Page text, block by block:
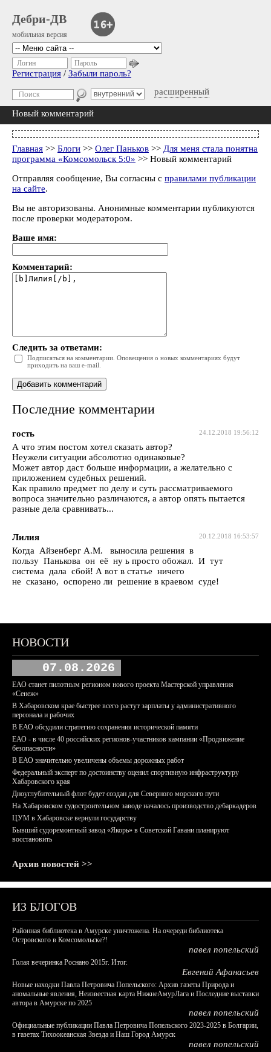
Дебри-ДВ
мобильная версия
расширенный
Логин Пароль
Регистрация / Забыли пароль?
Новый комментарий
Главная >> Блоги >> Олег Паньков >> Для меня стала понятна
программа «Комсомольск 5:0» >> Новый комментарий
Отправляя сообщение, Вы согласны с правилами публикации
на сайте.
Вы не авторизованы. Анонимные комментарии публикуются
после проверки модератором.
Ваше имя:
Комментарий:
Следить за ответами:
Подписаться на комментарии. Оповещения о новых комментариях будут
приходить на ваш e-mail.
Последние комментарии
24.12.2018 19:56:12
гость
А что этим постом хотел сказать автор?
Неужели ситуации абсолютно одинаковые?
Может автор даст больше информации, а желательно с
приложением судебных решений.
Как правило предмет по делу и суть рассматриваемого
вопроса значительно различаются, а автор опять пытается
разные дела сравнивать...
20.12.2018 16:53:57
Лилия
Когда Айзенберг А.М. выносила решения в
пользу Панькова он её ну ь просто обожал. И тут
система дала сбой! А вот в статье ничего
не сказано, оспорено ли решение в краевом суде!
НОВОСТИ
07.08.2026
ЕАО станет пилотным регионом нового проекта Мастерской управления
«Сенеж»
В Хабаровском крае быстрее всего растут зарплаты у административного
персонала и рабочих
В ЕАО обсудили стратегию сохранения исторической памяти
ЕАО - в числе 40 российских регионов-участников кампании «Продвижение
безопасности»
В ЕАО значительно увеличены объемы дорожных работ
Федеральный эксперт по достоинству оценил спортивную инфраструктуру
Хабаровского края
Дноуглубительный флот будет создан для Северного морского пути
На Хабаровском судостроительном заводе началось производство дебаркадеров
ЦУМ в Хабаровске вернули государству
Бывший судоремонтный завод «Якорь» в Советской Гавани планируют
восстановить
Архив новостей >>
ИЗ БЛОГОВ
Районная библиотека в Амурске уничтожена. На очереди библиотека
Островского в Комсомольске?!
павел попельский
Голая вечеринка Роснано 2015г. Итог.
Евгений Афанасьев
Новые находки Павла Петровича Попельского: Архив газеты Природа и
аномальные явления, Неизвестная карта НижнеАмурЛага и Последние выставки
автора в Амурске по 2025
павел попельский
Официальные публикации Павла Петровича Попельского 2023-2025 в Болгарии,
в газетах Тихоокеанская Звезда и Наш Город Амурск
павел попельский